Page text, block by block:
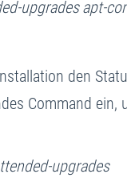
upgrades apt-
den
Command
upgrades